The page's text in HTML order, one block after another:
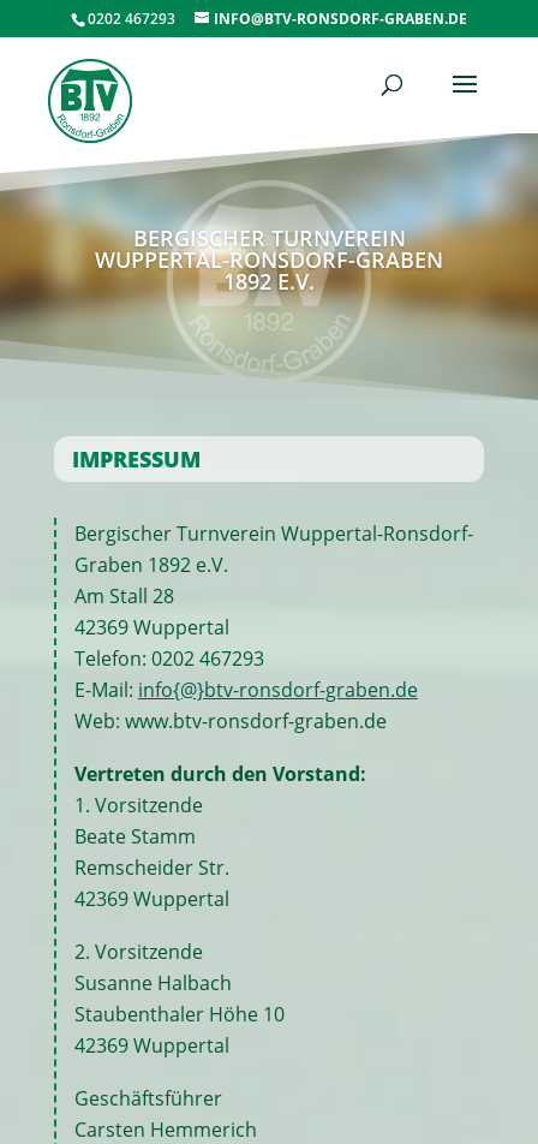
0202 467293 INFO@BTV-RONSDORF-GRABEN.DE
BERGISCHER TURNVEREIN
WUPPERTAL-RONSDORF-GRABEN
1892 E.V.
IMPRESSUM
Bergischer Turnverein Wuppertal-Ronsdorf-
Graben 1892 e.V.
Am Stall 28
42369 Wuppertal
Telefon: 0202 467293
E-Mail: info{@}btv-ronsdorf-graben.de
Web: www.btv-ronsdorf-graben.de
Vertreten durch den Vorstand:
1. Vorsitzende
Beate Stamm
Remscheider Str.
42369 Wuppertal
2. Vorsitzende
Susanne Halbach
Staubenthaler Höhe 10
42369 Wuppertal
Geschäftsführer
Carsten Hemmerich